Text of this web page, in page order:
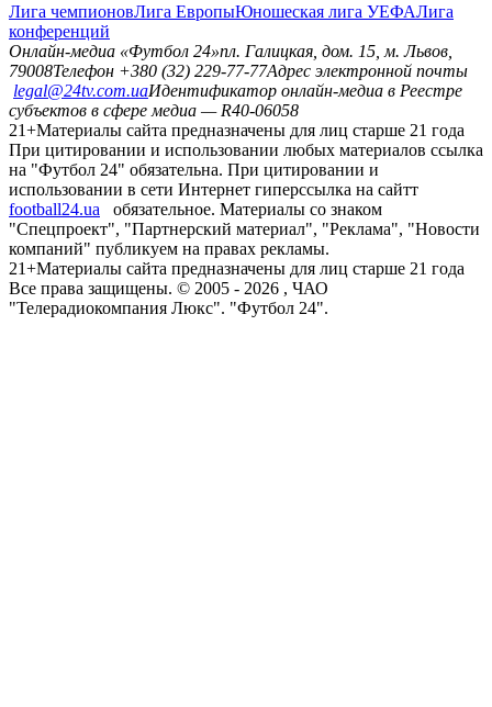
Лига чемпионовЛига ЕвропыЮношеская лига УЕФАЛига
конференций
Онлайн-медиа «Футбол 24»пл. Галицкая, дом. 15, м. Львов,
79008Телефон +380 (32) 229-77-77Адрес электронной почты
legal@24tv.com.uaИдентификатор онлайн-медиа в Реестре
субъектов в сфере медиа — R40-06058
21+Материалы сайта предназначены для лиц старше 21 года
При цитировании и использовании любых материалов ссылка
на "Футбол 24" обязательна. При цитировании и
использовании в сети Интернет гиперссылка на сайтт
football24.ua
обязательное. Материалы со знаком
"Спецпроект", "Партнерский материал", "Реклама", "Новости
компаний" публикуем на правах рекламы.
21+Материалы сайта предназначены для лиц старше 21 года
Все права защищены. © 2005 - 2026 , ЧАО
"Телерадиокомпания Люкс". "Футбол 24".